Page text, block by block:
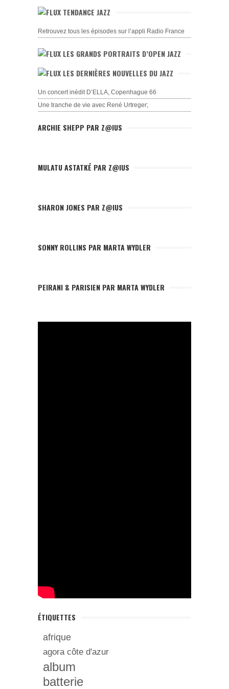
TENDANCE JAZZ
Retrouvez tous les épisodes sur l’appli Radio France
LES GRANDS PORTRAITS D’OPEN JAZZ
LES DERNIÈRES NOUVELLES DU JAZZ
Un concert inédit D’ELLA, Copenhague 66
Une tranche de vie avec René Urtreger;
ARCHIE SHEPP PAR Z@IUS
MULATU ASTATKÉ PAR Z@IUS
SHARON JONES PAR Z@IUS
SONNY ROLLINS PAR MARTA WYDLER
PEIRANI & PARISIEN PAR MARTA WYDLER
ÉTIQUETTES
afrique
agora côte d'azur
album
batterie